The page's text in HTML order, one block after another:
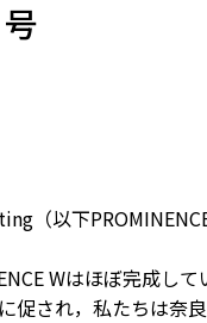
（以下
Wはほぼ完成し
され，私たちは奈